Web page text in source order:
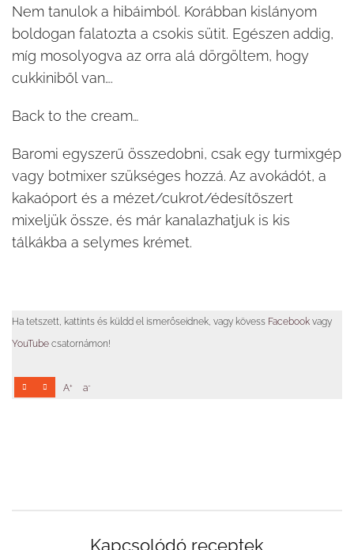
Nem tanulok a hibáimból. Korábban kislányom
boldogan falatozta a csokis sütit. Egészen addig,
míg mosolyogva az orra alá dörgöltem, hogy
cukkiniből van….
Back to the cream…
Baromi egyszerű összedobni, csak egy turmixgép
vagy botmixer szükséges hozzá. Az avokádót, a
kakaóport és a mézet/cukrot/édesítőszert
mixeljük össze, és már kanalazhatjuk is kis
tálkákba a selymes krémet.
Ha tetszett, kattints és küldd el ismerőseidnek, vagy kövess Facebook vagy
YouTube csatornámon!
A+ a-
Kapcsolódó receptek